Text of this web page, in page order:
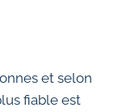
et selon
fiable est